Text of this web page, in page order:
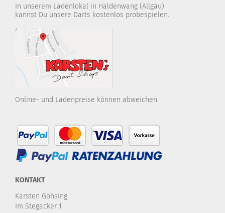
In unserem Ladenlokal in Haldenwang (Allgäu)
kannst Du unsere Darts kostenlos probespielen.
Online- und Ladenpreise können abweichen.
KONTAKT
Karsten Göhsing
Im Stegacker 1